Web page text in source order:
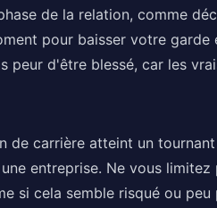
de la relation, comme
pour baisser votre garde
peur d'être blessé, car les
de carrière atteint un
entreprise. Ne vous
si cela semble risqué ou